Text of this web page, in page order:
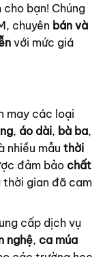
bạn! Chúng
chuyên bán và
với mức giá
may các loại
, áo dài, bà ba,
nhiều mẫu thời
đảm bảo chất
gian đã cam
cấp dịch vụ
nghệ, ca múa